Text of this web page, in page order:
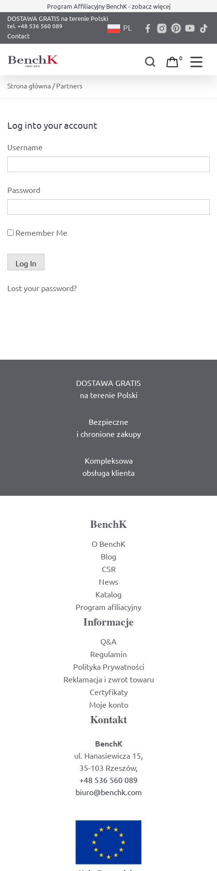
content
Program Affiliacyjny BenchK - zobacz więcej
DOSTAWA GRATIS na terenie Polski
Contact
PL
0
Strona główna / Partners
Log into your account
Username
Password
Remember Me
Lost your password?
DOSTAWA GRATIS
na terenie Polski
Bezpieczne
i chronione zakupy
Kompleksowa
obsługa klienta
BenchK
O BenchK
Blog
CSR
News
Katalog
Program afiliacyjny
Informacje
Q&A
Regulamin
Polityka Prywatności
Reklamacja i zwrot towaru
Certyfikaty
Moje konto
Kontakt
BenchK
ul. Hanasiewicza 15,
35-103 Rzeszów,
+48 536 560 089
biuro@benchk.com